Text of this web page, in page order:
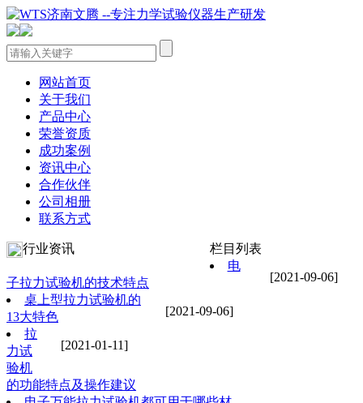
网站首页
关于我们
产品中心
荣誉资质
成功案例
资讯中心
合作伙伴
公司相册
联系方式
行业资讯 栏目列表
[2021-09-06]
电
子拉力试验机的技术特点
[2021-09-06]
桌上型拉力试验机的
13大特色
[2021-01-11]
拉
力试
验机
的功能特点及操作建议